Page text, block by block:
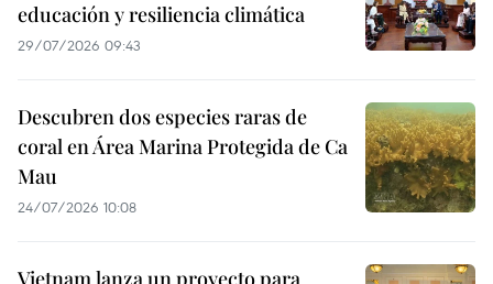
educación y resiliencia climática
29/07/2026 09:43
Descubren dos especies raras de
coral en Área Marina Protegida de Ca
Mau
24/07/2026 10:08
Vietnam lanza un proyecto para